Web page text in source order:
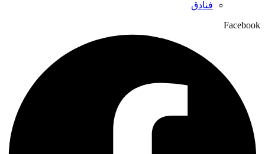
فنادق
Facebook